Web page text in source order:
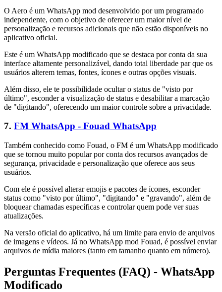
O Aero é um WhatsApp mod desenvolvido por um programado
independente, com o objetivo de oferecer um maior nível de
personalização e recursos adicionais que não estão disponíveis no
aplicativo oficial.
Este é um WhatsApp modificado que se destaca por conta da sua
interface altamente personalizável, dando total liberdade par que os
usuários alterem temas, fontes, ícones e outras opções visuais.
Além disso, ele te possibilidade ocultar o status de "visto por
último", esconder a visualização de status e desabilitar a marcação
de "digitando", oferecendo um maior controle sobre a privacidade.
7. FM WhatsApp - Fouad WhatsApp
Também conhecido como Fouad, o FM é um WhatsApp modificado
que se tornou muito popular por conta dos recursos avançados de
segurança, privacidade e personalização que oferece aos seus
usuários.
Com ele é possível alterar emojis e pacotes de ícones, esconder
status como "visto por último", "digitando" e "gravando", além de
bloquear chamadas específicas e controlar quem pode ver suas
atualizações.
Na versão oficial do aplicativo, há um limite para envio de arquivos
de imagens e vídeos. Já no WhatsApp mod Fouad, é possível enviar
arquivos de mídia maiores (tanto em tamanho quanto em número).
Perguntas Frequentes (FAQ) - WhatsApp
Modificado